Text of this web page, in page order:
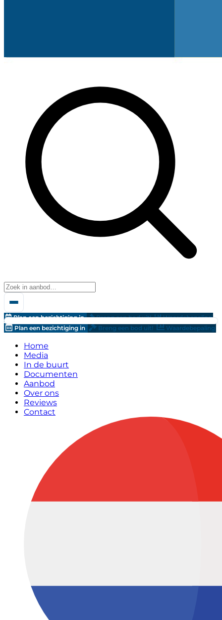
Plan een bezichtiging in Breng een bod uit!
Waardebepaling
Plan een bezichtiging in
Breng een bod uit! Waardebepaling
Home
Media
In de buurt
Documenten
Aanbod
Over ons
Reviews
Contact